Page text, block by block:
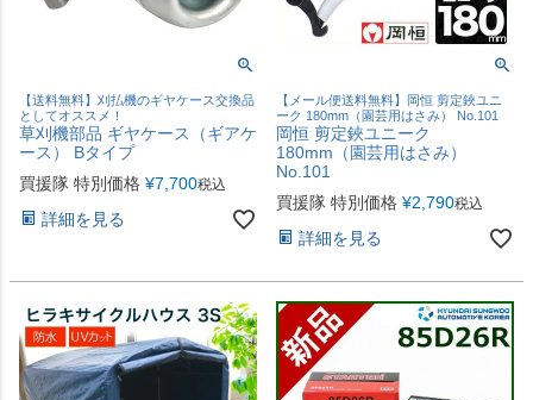
【送料無料】刈払機のギヤケース交換品
としてオススメ！
草刈機部品 ギヤケース（ギアケ
ース） Bタイプ
買援隊 特別価格 ¥7,700税込
詳細を見る
【メール便送料無料】岡恒 剪定鋏ユニ
ーク 180mm（園芸用はさみ） No.101
岡恒 剪定鋏ユニーク
180mm（園芸用はさみ）
No.101
買援隊 特別価格 ¥2,790税込
詳細を見る